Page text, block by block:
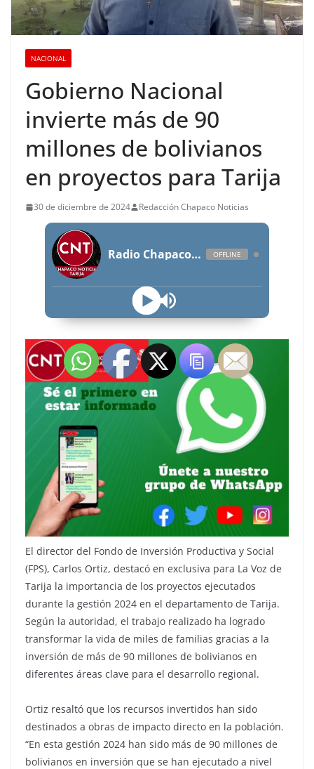
NACIONAL
Gobierno Nacional
invierte más de 90
millones de bolivianos
en proyectos para Tarija
30 de diciembre de 2024 Redacción Chapaco Noticias
Radio Chapaco Noticias Las 24 horas en vivo OFFLINE
El director del Fondo de Inversión Productiva y Social
(FPS), Carlos Ortiz, destacó en exclusiva para La Voz de
Tarija la importancia de los proyectos ejecutados
durante la gestión 2024 en el departamento de Tarija.
Según la autoridad, el trabajo realizado ha logrado
transformar la vida de miles de familias gracias a la
inversión de más de 90 millones de bolivianos en
diferentes áreas clave para el desarrollo regional.
Ortiz resaltó que los recursos invertidos han sido
destinados a obras de impacto directo en la población.
“En esta gestión 2024 han sido más de 90 millones de
bolivianos en inversión que se han ejecutado a nivel